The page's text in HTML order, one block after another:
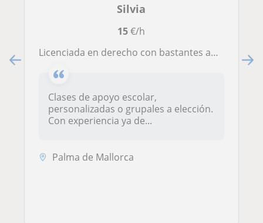
Silvia
15€/h
Licenciada en derecho con bastantes años de experiencia impartiendo clases particulares en todas esas asignaturas de primaria
Clases de apoyo escolar,
personalizadas o grupales a elección.
Con experiencia ya de...
Palma de Mallorca